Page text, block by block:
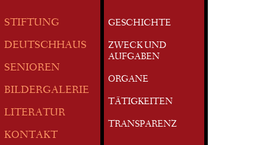
STIFTUNG
DEUTSCHHAUS
SENIOREN
BILDERGALERIE
LITERATUR
KONTAKT
GESCHICHTE
ZWECK UND
AUFGABEN
ORGANE
TÄTIGKEITEN
TRANSPARENZ